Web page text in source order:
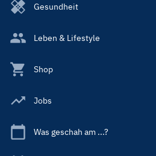
Gesundheit
Leben & Lifestyle
Shop
Jobs
Was geschah am ...?